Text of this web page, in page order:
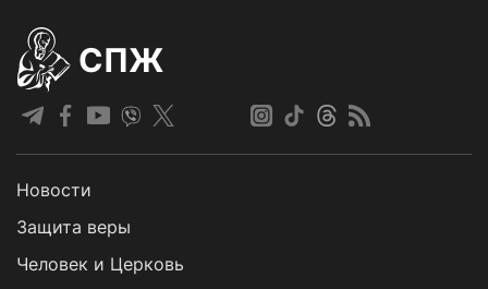
СПЖ
Новости
Защита веры
Человек и Церковь